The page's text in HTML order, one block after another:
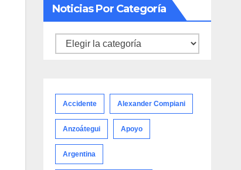
Noticias Por Categoría
Noticias
Accidente Alexander Compiani
Anzoátegui Apoyo
Argentina